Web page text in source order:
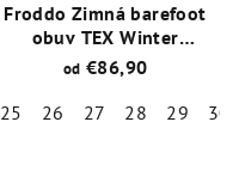
Froddo Zimná barefoot
obuv TEX Winter
Pink/Gold
od €86,90
25
26 27 28 29
30